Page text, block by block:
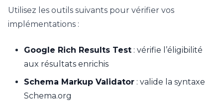
Utilisez les outils suivants pour vérifier vos
implémentations :
Google Rich Results Test : vérifie l’éligibilité
aux résultats enrichis
Schema Markup Validator : valide la syntaxe
Schema.org